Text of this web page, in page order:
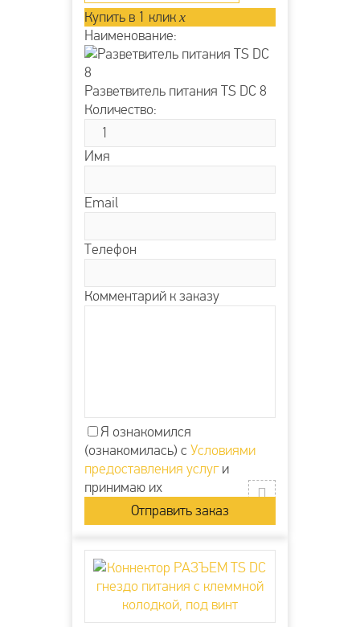
Купить в 1 клик x
Наименование:
Разветвитель питания TS DC 8
Количество:
Имя
Email
Телефон
Комментарий к заказу
Я ознакомился
(ознакомилась) с Условиями
предоставления услуги
принимаю их